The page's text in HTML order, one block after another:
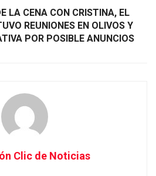
LA CENA CON CRISTINA, EL
REUNIONES EN OLIVOS Y
POR POSIBLE ANUNCIOS
Clic de Noticias